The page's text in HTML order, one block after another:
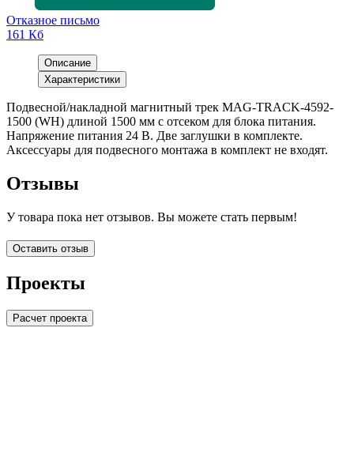
Отказное письмо
161 Кб
Описание
Характеристики
Подвесной/накладной магнитный трек MAG-TRACK-4592-
1500 (WH) длиной 1500 мм с отсеком для блока питания.
Напряжение питания 24 В. Две заглушки в комплекте.
Аксессуары для подвесного монтажа в комплект не входят.
Отзывы
У товара пока нет отзывов. Вы можете стать первым!
Оставить отзыв
Проекты
Расчет проекта